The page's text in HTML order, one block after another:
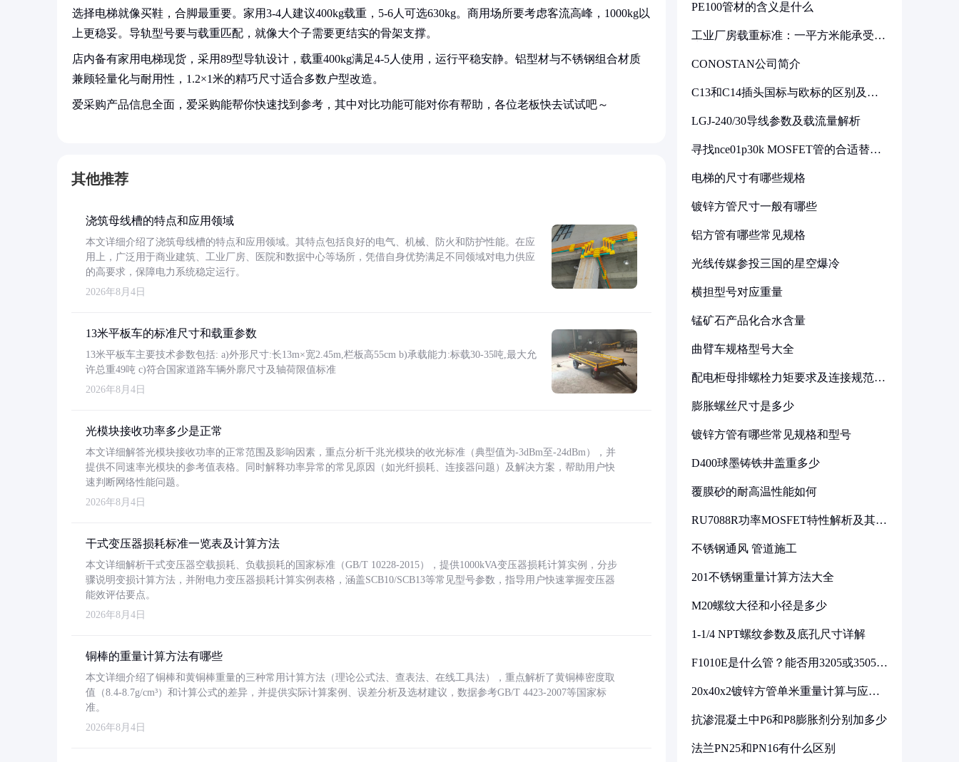
选择电梯就像买鞋，合脚最重要。家用3-4人建议400kg载重，5-6人可选630kg。商用场所要考虑客流高峰，1000kg以
上更稳妥。导轨型号要与载重匹配，就像大个子需要更结实的骨架支撑。
店内备有家用电梯现货，采用89型导轨设计，载重400kg满足4-5人使用，运行平稳安静。铝型材与不锈钢组合材质
兼顾轻量化与耐用性，1.2×1米的精巧尺寸适合多数户型改造。
爱采购产品信息全面，爱采购能帮你快速找到参考，其中对比功能可能对你有帮助，各位老板快去试试吧～
其他推荐
浇筑母线槽的特点和应用领域
本文详细介绍了浇筑母线槽的特点和应用领域。其特点包括良好的电气、机械、防火和防护性能。在应
用上，广泛用于商业建筑、工业厂房、医院和数据中心等场所，凭借自身优势满足不同领域对电力供应
的高要求，保障电力系统稳定运行。
2026年8月4日
13米平板车的标准尺寸和载重参数
13米平板车主要技术参数包括: a)外形尺寸:长13m×宽2.45m,栏板高55cm b)承载能力:标载30-35吨,最大允
许总重49吨 c)符合国家道路车辆外廓尺寸及轴荷限值标准
2026年8月4日
光模块接收功率多少是正常
本文详细解答光模块接收功率的正常范围及影响因素，重点分析千兆光模块的收光标准（典型值为-3dBm至-24dBm），并
提供不同速率光模块的参考值表格。同时解释功率异常的常见原因（如光纤损耗、连接器问题）及解决方案，帮助用户快
速判断网络性能问题。
2026年8月4日
干式变压器损耗标准一览表及计算方法
本文详细解析干式变压器空载损耗、负载损耗的国家标准（GB/T 10228-2015），提供1000kVA变压器损耗计算实例，分步
骤说明变损计算方法，并附电力变压器损耗计算实例表格，涵盖SCB10/SCB13等常见型号参数，指导用户快速掌握变压器
能效评估要点。
2026年8月4日
铜棒的重量计算方法有哪些
本文详细介绍了铜棒和黄铜棒重量的三种常用计算方法（理论公式法、查表法、在线工具法），重点解析了黄铜棒密度取
值（8.4-8.7g/cm³）和计算公式的差异，并提供实际计算案例、误差分析及选材建议，数据参考GB/T 4423-2007等国家标
准。
2026年8月4日
PE100管材的含义是什么
工业厂房载重标准：一平方米能承受多
CONOSTAN公司简介
C13和C14插头国标与欧标的区别及其
LGJ-240/30导线参数及载流量解析
寻找nce01p30k MOSFET管的合适替代
电梯的尺寸有哪些规格
镀锌方管尺寸一般有哪些
铝方管有哪些常见规格
光线传媒参投三国的星空爆冷
横担型号对应重量
锰矿石产品化合水含量
曲臂车规格型号大全
配电柜母排螺栓力矩要求及连接规范详
膨胀螺丝尺寸是多少
镀锌方管有哪些常见规格和型号
D400球墨铸铁井盖重多少
覆膜砂的耐高温性能如何
RU7088R功率MOSFET特性解析及其在
不锈钢通风 管道施工
201不锈钢重量计算方法大全
M20螺纹大径和小径是多少
1-1/4 NPT螺纹参数及底孔尺寸详解
F1010E是什么管？能否用3205或3505代
20x40x2镀锌方管单米重量计算与应用
抗渗混凝土中P6和P8膨胀剂分别加多少
法兰PN25和PN16有什么区别